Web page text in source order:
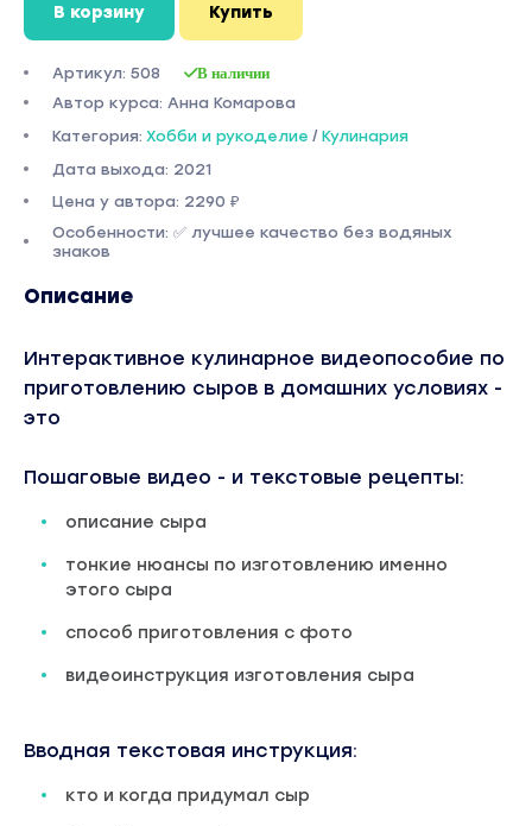
В корзину Купить
Артикул: 508 В наличии
Автор курса: Анна Комарова
Категория: Хобби и рукоделие / Кулинария
Дата выхода: 2021
Цена у автора: 2290 ₽
Особенности: ✅ лучшее качество без водяных
знаков
Описание
Интерактивное кулинарное видеопособие по
приготовлению сыров в домашних условиях -
это
Пошаговые видео - и текстовые рецепты:
описание сыра
тонкие нюансы по изготовлению именно
этого сыра
способ приготовления с фото
видеоинструкция изготовления сыра
Вводная текстовая инструкция:
кто и когда придумал сыр